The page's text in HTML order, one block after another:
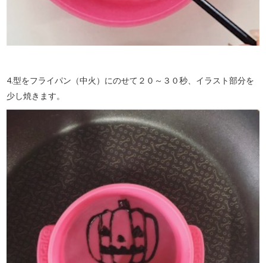
4.型をフライパン（中火）にのせて２０～３０秒、イラスト部分を
少し焼きます。